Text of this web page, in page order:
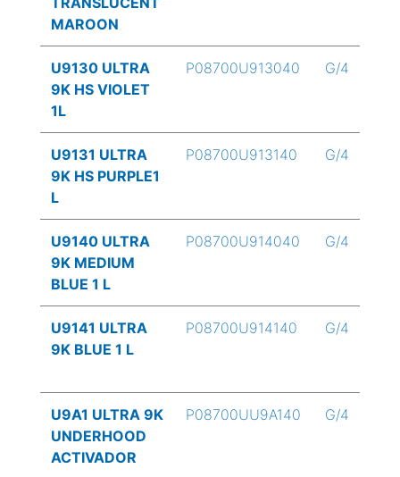
MAROON
U9130 ULTRA
9K HS VIOLET
1L
P08700U913040 G/4
U9131 ULTRA
9K HS PURPLE1
L
P08700U913140 G/4
U9140 ULTRA
9K MEDIUM
BLUE 1 L
P08700U914040 G/4
U9141 ULTRA
9K BLUE 1 L
P08700U914140 G/4
U9A1 ULTRA 9K
UNDERHOOD
ACTIVADOR
P08700UU9A140 G/4